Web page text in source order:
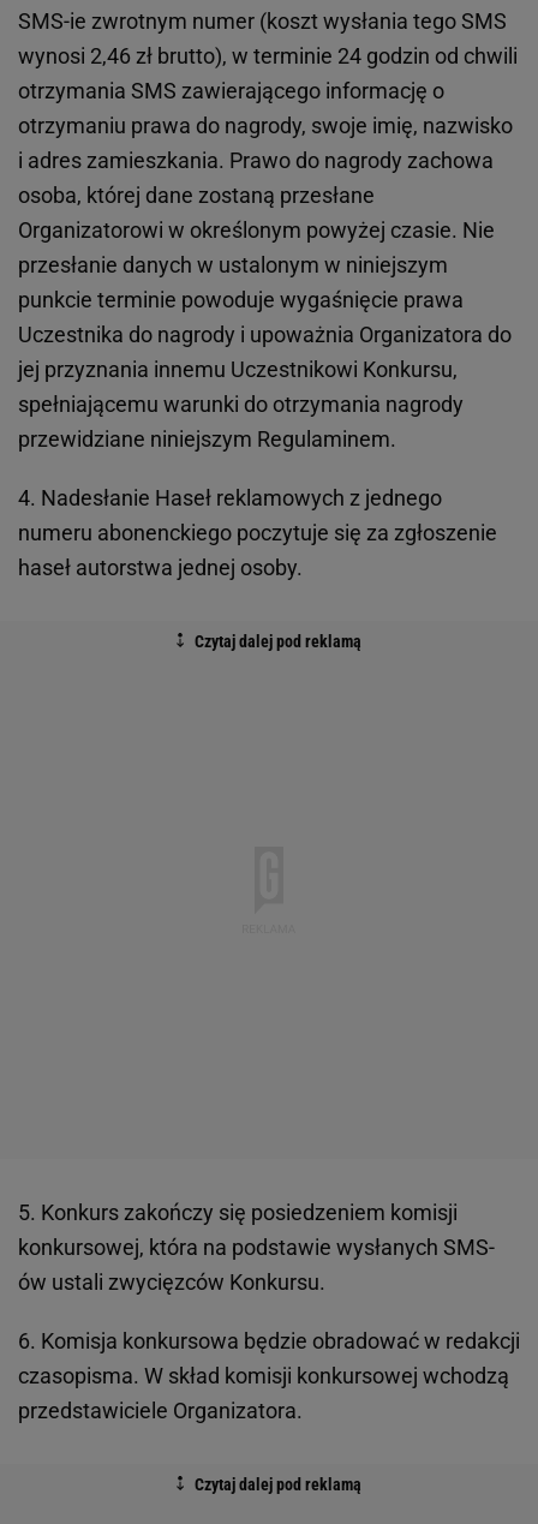
SMS-ie zwrotnym numer (koszt wysłania tego SMS
wynosi 2,46 zł brutto), w terminie 24 godzin od chwili
otrzymania SMS zawierającego informację o
otrzymaniu prawa do nagrody, swoje imię, nazwisko
i adres zamieszkania. Prawo do nagrody zachowa
osoba, której dane zostaną przesłane
Organizatorowi w określonym powyżej czasie. Nie
przesłanie danych w ustalonym w niniejszym
punkcie terminie powoduje wygaśnięcie prawa
Uczestnika do nagrody i upoważnia Organizatora do
jej przyznania innemu Uczestnikowi Konkursu,
spełniającemu warunki do otrzymania nagrody
przewidziane niniejszym Regulaminem.
4. Nadesłanie Haseł reklamowych z jednego
numeru abonenckiego poczytuje się za zgłoszenie
haseł autorstwa jednej osoby.
5. Konkurs zakończy się posiedzeniem komisji
konkursowej, która na podstawie wysłanych SMS-
ów ustali zwycięzców Konkursu.
6. Komisja konkursowa będzie obradować w redakcji
czasopisma. W skład komisji konkursowej wchodzą
przedstawiciele Organizatora.